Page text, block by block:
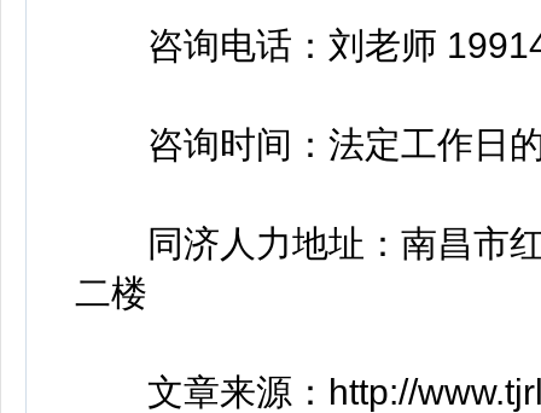
咨询电话：刘老师
咨询时间：法定工作日的
同济人力地址：南昌市红
二楼
文章来源：http://